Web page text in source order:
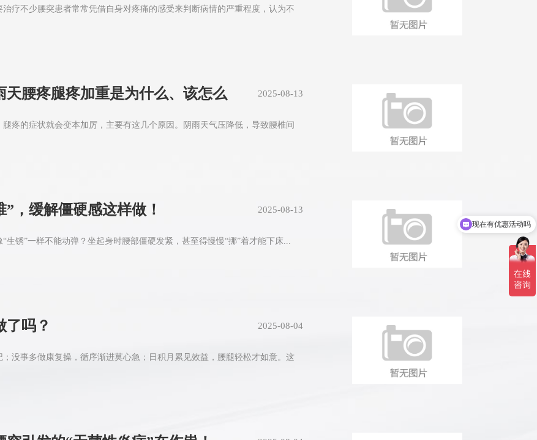
疗不少腰突患者常常凭借自身对疼痛的感受来判断病情的严重程度，认为不
天腰疼腿疼加重是为什么、该怎么
2025-08-13
疼的症状就会变本加厉，主要有这几个原因。阴雨天气压降低，导致腰椎间
，缓解僵硬感这样做！ 2025-08-13
生锈”一样不能动弹？坐起身时腰部僵硬发紧，甚至得慢慢“挪”着才能下床...
了吗？ 2025-08-04
没事多做康复操，循序渐进莫心急；日积月累见效益，腰腿轻松才如意。这
可以介绍下你们的产品么